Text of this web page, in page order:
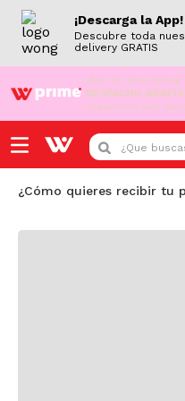
¡Descarga la App!
Descubre toda
delivery GRATIS
¡Aún no eres Wong
DESPACHO GRATIS
supermercado
¿Que buscas
¿Cómo quieres recibir tu
Cargando comentarios...